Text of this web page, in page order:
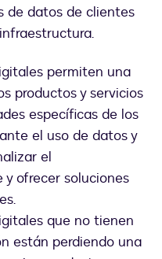
de datos de clientes
permiten una
productos y servicios
específicas de los
el uso de datos y
el
ofrecer soluciones
que no tienen
están perdiendo una